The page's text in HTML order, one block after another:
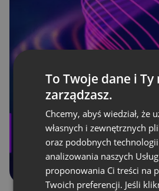
To Twoje dane i Ty
zarządzasz.
Chcemy, abyś wiedział, że
własnych i zewnętrznych
oraz podobnych
analizowania naszych
proponowania Ci treści na
Twoich preferencji. Jeśli